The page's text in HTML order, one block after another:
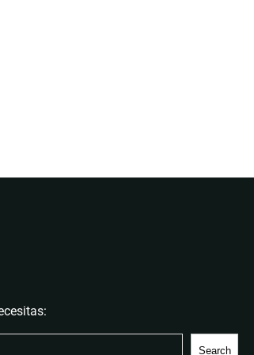
Search